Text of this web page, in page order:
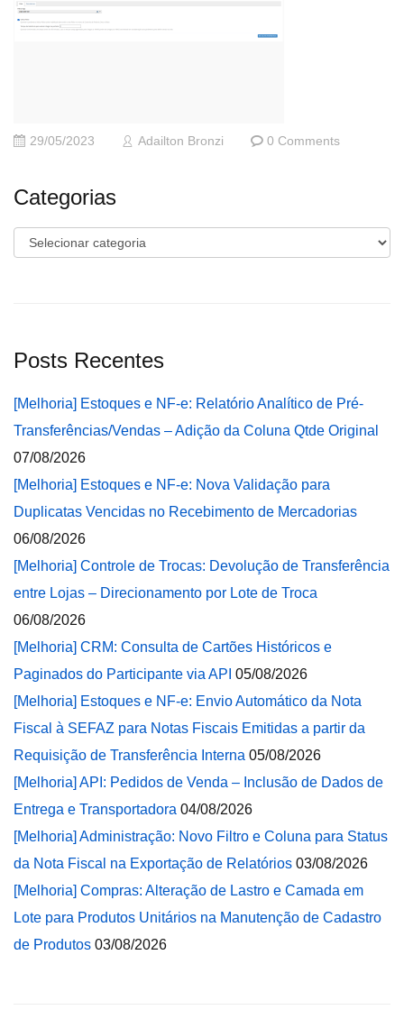
29/05/2023 Adailton Bronzi 0 Comments
Categorias
Categorias
Posts Recentes
[Melhoria] Estoques e NF-e: Relatório Analítico de Pré-
Transferências/Vendas – Adição da Coluna Qtde Original
07/08/2026
[Melhoria] Estoques e NF-e: Nova Validação para
Duplicatas Vencidas no Recebimento de Mercadorias
06/08/2026
[Melhoria] Controle de Trocas: Devolução de Transferência
entre Lojas – Direcionamento por Lote de Troca
06/08/2026
[Melhoria] CRM: Consulta de Cartões Históricos e
Paginados do Participante via API 05/08/2026
[Melhoria] Estoques e NF-e: Envio Automático da Nota
Fiscal à SEFAZ para Notas Fiscais Emitidas a partir da
Requisição de Transferência Interna 05/08/2026
[Melhoria] API: Pedidos de Venda – Inclusão de Dados de
Entrega e Transportadora 04/08/2026
[Melhoria] Administração: Novo Filtro e Coluna para Status
da Nota Fiscal na Exportação de Relatórios 03/08/2026
[Melhoria] Compras: Alteração de Lastro e Camada em
Lote para Produtos Unitários na Manutenção de Cadastro
de Produtos 03/08/2026